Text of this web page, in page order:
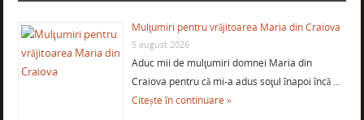
Mulţumiri pentru vrăjitoarea Maria din Craiova
5 august 2026
Aduc mii de mulţumiri domnei Maria din
Craiova pentru că mi-a adus soţul înapoi încă …
Citește în continuare »